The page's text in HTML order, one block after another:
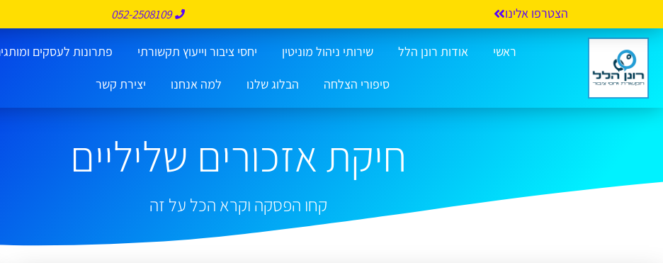
הצטרפו אלינו 052-2508109
ראשי אודות רונן הלל שירותי ניהול מוניטין יחסי ציבור וייעוץ תקשורתי
פתרונות לעסקים
סיפורי הצלחה
הבלוג שלנו למה אנחנו יצירת קשר
חיקת אזכורים שליליים
קחו הפסקה וקרא הכל על זה